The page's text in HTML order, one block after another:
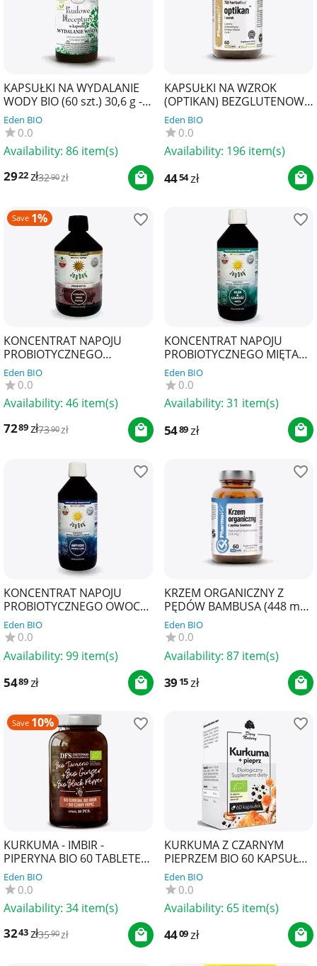
KAPSUŁKI NA WYDALANIE
WODY BIO (60 szt.) 30,6 g -
MIR-LEK (LUDOWE
RECEPTURY)
Eden BIO
0.0
Availability: 86 item(s)
2922zł3290zł
KAPSUŁKI NA WZROK
(OPTIKAN) BEZGLUTENOWE
60 szt. - PHARMOVIT
(HERBALLINE)
Eden BIO
0.0
Availability: 196 item(s)
4454zł
Save 1%
KONCENTRAT NAPOJU
PROBIOTYCZNEGO
KURKUMA IMBIR PIEPRZ
BEZGLUTENOWY BIO 500 ml
- JOY DAY
Eden BIO
0.0
Availability: 46 item(s)
7289zł7390zł
KONCENTRAT NAPOJU
PROBIOTYCZNEGO MIĘTA
BEZGLUTENOWY BIO 500 ml
- JOY DAY
Eden BIO
0.0
Availability: 31 item(s)
5489zł
KONCENTRAT NAPOJU
PROBIOTYCZNEGO OWOCE
LASU BEZGLUTENOWY BIO
500 ml - JOY DAY
Eden BIO
0.0
Availability: 99 item(s)
5489zł
KRZEM ORGANICZNY Z
PĘDÓW BAMBUSA (448 mg)
BEZGLUTENOWY 60
KAPSUŁEK - PHARMOVIT
(CLEAN L...
Eden BIO
0.0
Availability: 87 item(s)
39 15zł
Save 10%
KURKUMA - IMBIR -
PIPERYNA BIO 60 TABLETEK
- DIET-FOOD
Eden BIO
0.0
Availability: 34 item(s)
3243zł3590zł
KURKUMA Z CZARNYM
PIEPRZEM BIO 60 KAPSUŁEK
- DARY NATURY
Eden BIO
0.0
Availability: 65 item(s)
4409zł